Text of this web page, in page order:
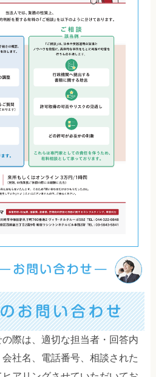
際は、適切な担当者・回答内
社名、電話番号、相談された